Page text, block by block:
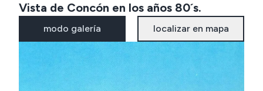
Vista de Concón en los años 80´s.
modo galería localizar en mapa